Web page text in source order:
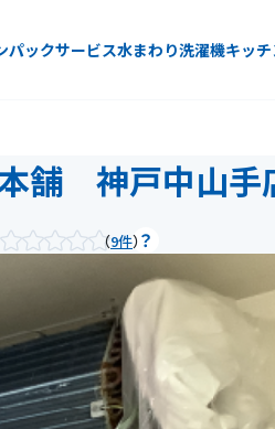
パックサービス水まわり洗濯機キッチ
舗 神戸中山手
9件